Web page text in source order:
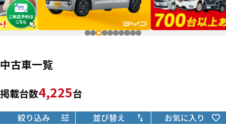
中古車一覧
掲載台数4,225台
絞り込み 並び替え お気に入り